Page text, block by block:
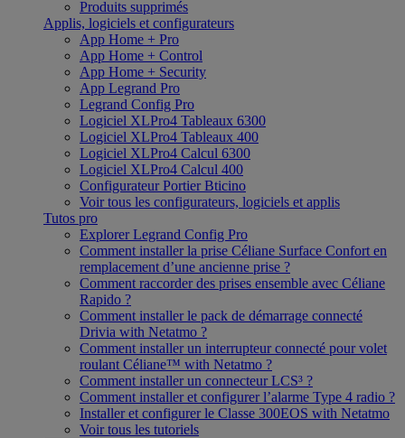
Produits supprimés
Applis, logiciels et configurateurs
App Home + Pro
App Home + Control
App Home + Security
App Legrand Pro
Legrand Config Pro
Logiciel XLPro4 Tableaux 6300
Logiciel XLPro4 Tableaux 400
Logiciel XLPro4 Calcul 6300
Logiciel XLPro4 Calcul 400
Configurateur Portier Bticino
Voir tous les configurateurs, logiciels et applis
Tutos pro
Explorer Legrand Config Pro
Comment installer la prise Céliane Surface Confort en
remplacement d’une ancienne prise ?
Comment raccorder des prises ensemble avec Céliane
Rapido ?
Comment installer le pack de démarrage connecté
Drivia with Netatmo ?
Comment installer un interrupteur connecté pour volet
roulant Céliane™ with Netatmo ?
Comment installer un connecteur LCS³ ?
Comment installer et configurer l’alarme Type 4 radio ?
Installer et configurer le Classe 300EOS with Netatmo
Voir tous les tutoriels